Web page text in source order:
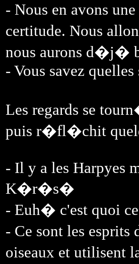
- Nous en avons
certitude. Nous
nous aurons d�j�
- Vous savez
Les regards se
puis r�fl�chit
- Il y a les Harpyes
K�r�s�
- Euh� c'est quoi
- Ce sont les
oiseaux et